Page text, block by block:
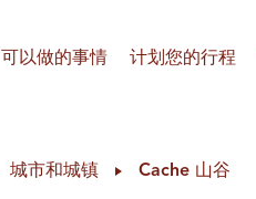
可以做的事情 计划您的行程
城市和城镇 Cache 山谷